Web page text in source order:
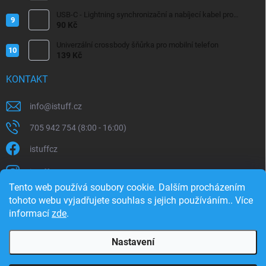
Tento web používá soubory cookie. Dalším procházením
tohoto webu vyjadřujete souhlas s jejich používáním.. Více
informací zde.
Nastavení
USB-C - Lightning synchronizační a nabíjecí kabel pro
iPhone/iPad 20W
90 Kč
Univerzální crossbody šňůrka pro mobilní telefon
139 Kč
KONTAKT
info@istuff.cz
705 942 754 (8:00 - 16:00)
istuffcz
istuffcz
istuffcz
@istuff.cz